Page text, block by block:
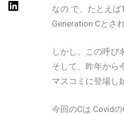
なの で、たとえば12
Generation Cとされ
しかし、この呼び名
そして、昨年から今
マスコミに登場し始
今回のCは CovidのC